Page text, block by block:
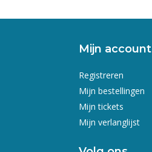
Mijn account
Registreren
Mijn bestellingen
Mijn tickets
Mijn verlanglijst